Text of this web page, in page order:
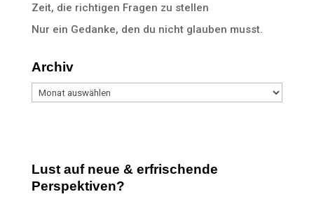
Zeit, die richtigen Fragen zu stellen
Nur ein Gedanke, den du nicht glauben musst.
Archiv
Archiv
Lust auf neue & erfrischende
Perspektiven?